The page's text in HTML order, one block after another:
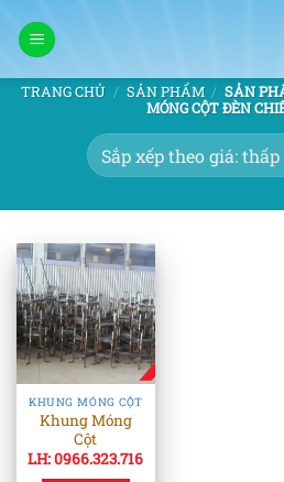
qua
dungTRANG CHỦ / SẢN PHẨM / SẢN
MÓNG CỘT ĐÈN
KHUNG MÓNG CỘT
Khung Móng
Cột
LH: 0966.323.716